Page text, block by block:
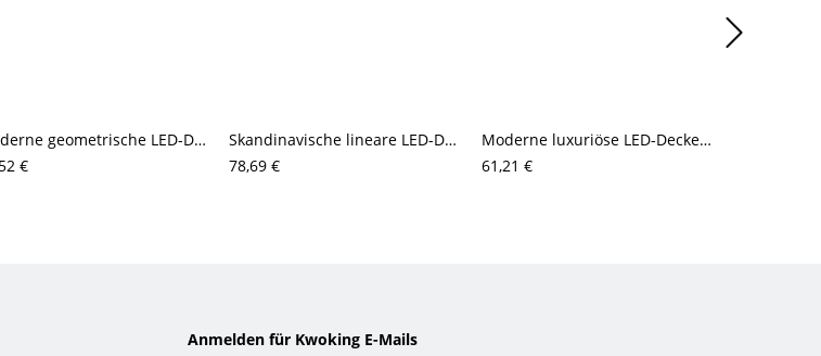
Moderne geometrische LED-Deckenleuchte (bündig), dimmbare, mehrlagige Leuchte mit Sternenakzent
€
Skandinavische lineare LED-Deckenleuchte zur Direktmontage mit Akzenten aus Naturholz, minimalistisches flaches Design für Flur oder Küche
78,69 €
Moderne luxuriöse LED-Deckenleuchte (bündig), dimmbarer Sternenhimmel-Diffusor mit strukturierter Metallkante
61,21 €
Anmelden für Kwoking E-Mails